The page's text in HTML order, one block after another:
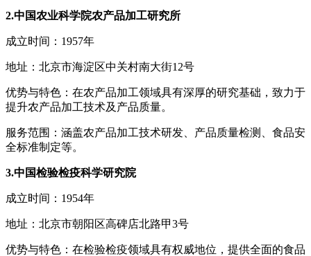
2.中国农业科学院农产品加工研究所
成立时间：1957年
地址：北京市海淀区中关村南大街12号
优势与特色：在农产品加工领域具有深厚的研究基础，致力于
提升农产品加工技术及产品质量。
服务范围：涵盖农产品加工技术研发、产品质量检测、食品安
全标准制定等。
3.中国检验检疫科学研究院
成立时间：1954年
地址：北京市朝阳区高碑店北路甲3号
优势与特色：在检验检疫领域具有权威地位，提供全面的食品